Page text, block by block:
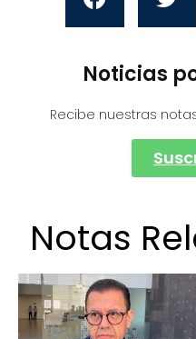
Noticias
Recibe nuestras
Notas